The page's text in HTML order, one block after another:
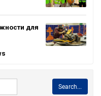
для
Search...